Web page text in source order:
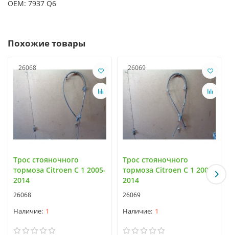
OEM: 7937 Q6
Похожие товары
26068
Трос стояночного
тормоза Citroen C 1 2005-
2014
26068
1
26069
Трос стояночного
тормоза Citroen C 1 2005-
2014
26069
1